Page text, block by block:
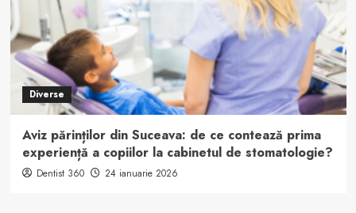
Diverse
Aviz părinților din Suceava: de ce contează prima
experiență a copiilor la cabinetul de stomatologie?
Dentist 360 24 ianuarie 2026